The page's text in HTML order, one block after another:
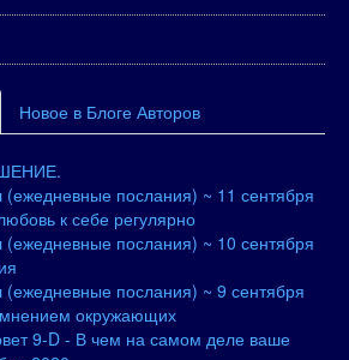
Новое в Блоге Авторов
(ежедневные послания) ~ 11 сентября
к себе регулярно
(ежедневные послания) ~ 10 сентября
(ежедневные послания) ~ 9 сентября
окружающих
9-D - В чем на самом деле ваше